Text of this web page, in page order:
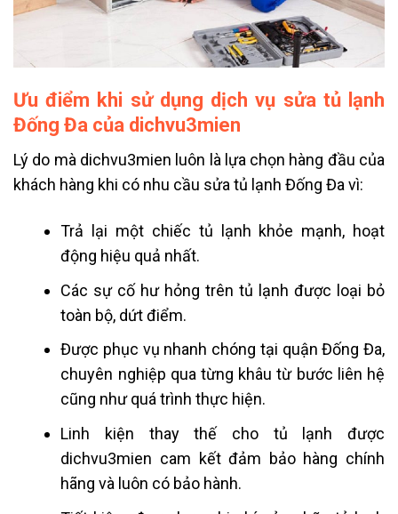
Ưu điểm khi sử dụng dịch vụ sửa tủ lạnh
Đống Đa của dichvu3mien
Lý do mà dichvu3mien luôn là lựa chọn hàng đầu của
khách hàng khi có nhu cầu sửa tủ lạnh Đống Đa vì:
Trả lại một chiếc tủ lạnh khỏe mạnh, hoạt
động hiệu quả nhất.
Các sự cố hư hỏng trên tủ lạnh được loại bỏ
toàn bộ, dứt điểm.
Được phục vụ nhanh chóng tại quậnĐống Đa,
chuyên nghiệp qua từng khâu từ bước liên hệ
cũng như quá trình thực hiện.
Linh kiện thay thế cho tủ lạnh được
dichvu3mien cam kết đảm bảo hàng chính
hãng và luôn có bảo hành.